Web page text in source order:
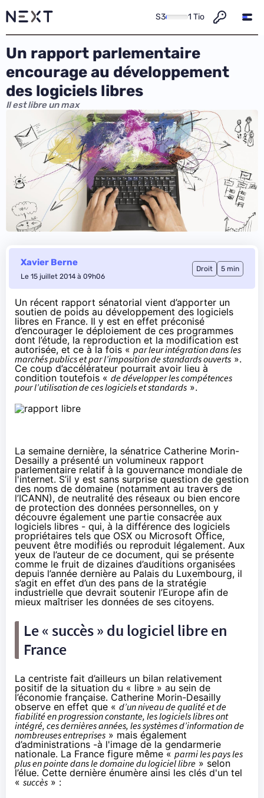
S3 1 Tio
Un rapport parlementaire
encourage au développement
des logiciels libres
Il est libre un max
Xavier Berne
Le 15 juillet 2014 à 09h06
Droit 5 min
Un récent rapport sénatorial vient d’apporter un
soutien de poids au développement des logiciels
libres en France. Il y est en effet préconisé
d’encourager le déploiement de ces programmes
dont l’étude, la reproduction et la modification est
autorisée, et ce à la fois « par leur intégration dans les
marchés publics et par l’imposition de standards ouverts ».
Ce coup d’accélérateur pourrait avoir lieu à
condition toutefois « de développer les compétences
pour l’utilisation de ces logiciels et standards ».
La semaine dernière, la sénatrice Catherine Morin-
Desailly a présenté un volumineux rapport
parlementaire relatif à la gouvernance mondiale de
l'internet. S’il y est sans surprise question de gestion
des noms de domaine (notamment au travers de
l’ICANN), de neutralité des réseaux ou bien encore
de protection des données personnelles, on y
découvre également une partie consacrée aux
logiciels libres - qui, à la différence des logiciels
propriétaires tels que OSX ou Microsoft Office,
peuvent être modifiés ou reproduit légalement. Aux
yeux de l’auteur de ce document, qui se présente
comme le fruit de dizaines d’auditions organisées
depuis l’année dernière au Palais du Luxembourg, il
s’agit en effet d’un des pans de la stratégie
industrielle que devrait soutenir l’Europe afin de
mieux maîtriser les données de ses citoyens.
Le « succès » du logiciel libre en
France
La centriste fait d’ailleurs un bilan relativement
positif de la situation du « libre » au sein de
l’économie française. Catherine Morin-Desailly
observe en effet que « d’un niveau de qualité et de
fiabilité en progression constante, les logiciels libres ont
intégré, ces dernières années, les systèmes d’information de
nombreuses entreprises » mais également
d’administrations -à l'image de la gendarmerie
nationale. La France figure même « parmi les pays les
plus en pointe dans le domaine du logiciel libre » selon
l’élue. Cette dernière énumère ainsi les clés d'un tel
« succès » :